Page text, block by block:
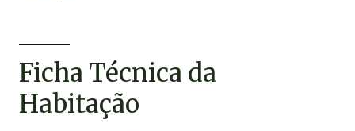
Ficha Técnica da
Habitação